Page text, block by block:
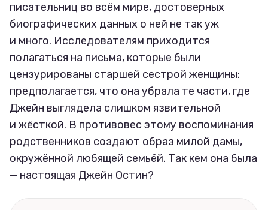
писательниц во всём мире, достоверных
биографических данных о ней не так уж
и много. Исследователям приходится
полагаться на письма, которые были
цензурированы старшей сестрой женщины:
предполагается, что она убрала те части, где
Джейн выглядела слишком язвительной
и жёсткой. В противовес этому воспоминания
родственников создают образ милой дамы,
окружённой любящей семьёй. Так кем она была
— настоящая Джейн Остин?